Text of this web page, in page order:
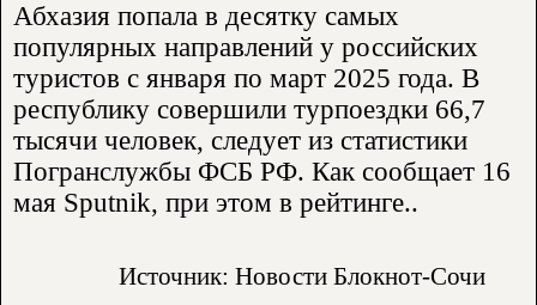
Абхазия попала в десятку самых
популярных направлений у российских
туристов с января по март 2025 года. В
республику совершили турпоездки 66,7
тысячи человек, следует из статистики
Погранслужбы ФСБ РФ. Как сообщает 16
мая Sputnik, при этом в рейтинге..
Источник: Новости Блокнот-Сочи